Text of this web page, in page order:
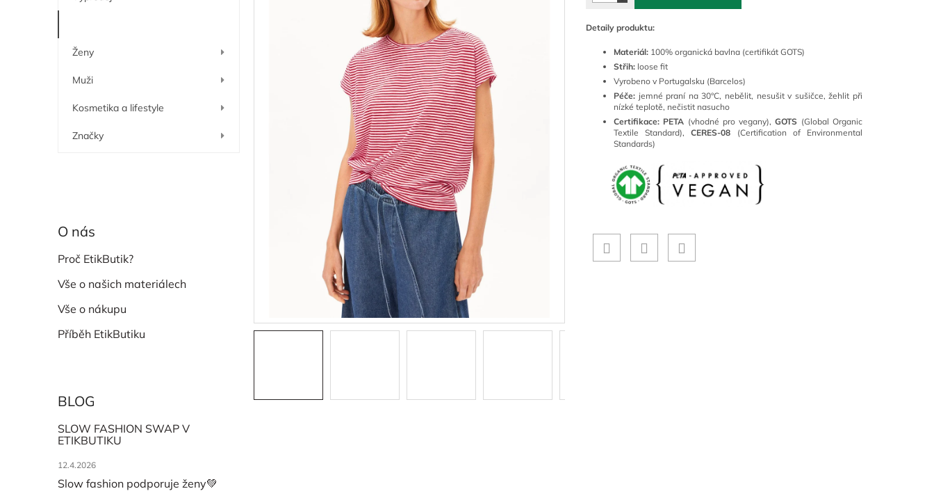
n
í
Ženy
Muži
Kosmetika a lifestyle
Značky
O nás
Proč EtikButik?
Vše o našich materiálech
Vše o nákupu
Příběh EtikButiku
BLOG
SLOW FASHION SWAP V
ETIKBUTIKU
12.4.2026
Slow fashion podporuje ženy💚
Detaily produktu:
Materiál: 100% organická bavlna (certifikát GOTS)
Střih: loose fit
Vyrobeno v Portugalsku (Barcelos)
Péče: jemné praní na 30°C, nebělit, nesušit v sušičce, žehlit při
nízké teplotě, nečistit nasucho
Certifikace: PETA (vhodné pro vegany),GOTS (Global Organic
Textile Standard),CERES-08 (Certification of Environmental
Standards)